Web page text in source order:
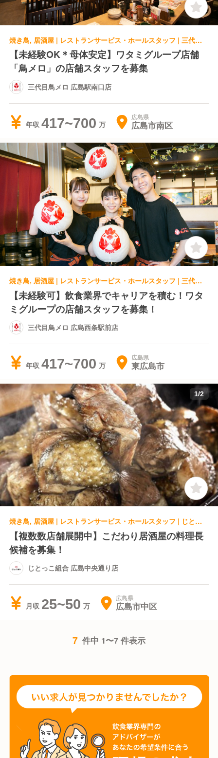
焼き鳥, 居酒屋 | レストランサービス・ホールスタッフ | 三代目鳥メロ 広島駅南口店
【未経験OK＊母体安定】ワタミグループ店舗
「鳥メロ」の店舗スタッフを募集
三代目鳥メロ 広島駅南口店
年収 417~700 広島県
広島市南区
焼き鳥, 居酒屋 | レストランサービス・ホールスタッフ | 三代目鳥メロ 広島西条駅前店
【未経験可】飲食業界でキャリアを積む！ワタ
ミグループの店舗スタッフを募集！
三代目鳥メロ 広島西条駅前店
年収 417~700 広島県
東広島市
1/2
焼き鳥, 居酒屋 | レストランサービス・ホールスタッフ | じとっこ組合 広島中央通り店
【複数数店舗展開中】こだわり居酒屋の料理長
候補を募集！
じとっこ組合 広島中央通り店
月収 25~50 広島県
広島市中区
7 件中 1〜7 件表示